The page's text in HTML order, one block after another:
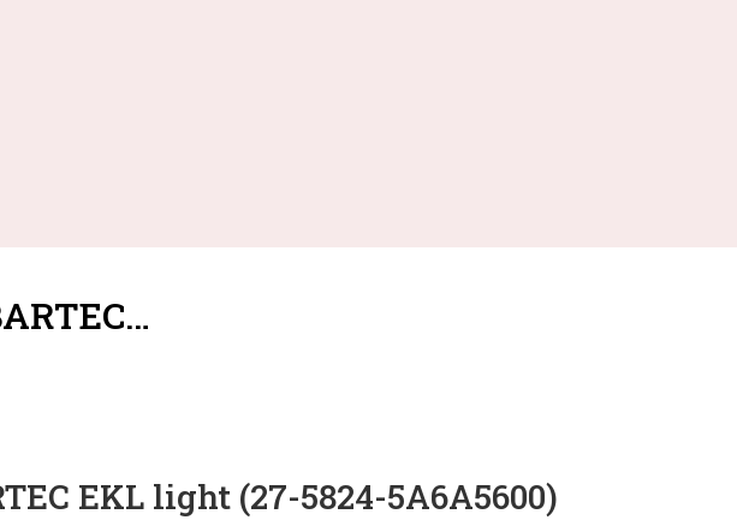
EKL light (27-5824-5A6A5600)